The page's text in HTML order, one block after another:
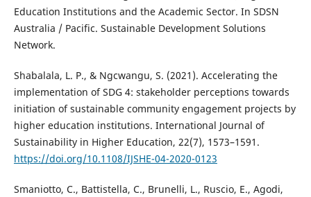
Education Institutions and the Academic Sector. In SDSN
Australia / Pacific. Sustainable Development Solutions
Network.
Shabalala, L. P., & Ngcwangu, S. (2021). Accelerating the
implementation of SDG 4: stakeholder perceptions towards
initiation of sustainable community engagement projects by
higher education institutions. International Journal of
Sustainability in Higher Education, 22(7), 1573–1591.
https://doi.org/10.1108/IJSHE-04-2020-0123
Smaniotto, C., Battistella, C., Brunelli, L., Ruscio, E., Agodi,